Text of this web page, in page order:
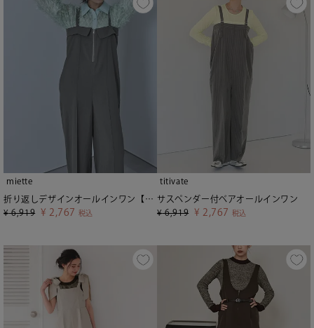
miette
折り返しデザインオールインワン【miette ミエット】
¥ 6,919 ¥ 2,767 税込
titivate
サスペンダー付ベアオールインワン
¥ 6,919 ¥ 2,767 税込